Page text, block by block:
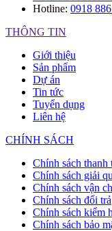
Hotline: 0918
THÔNG TIN
Giới thiệu
Sản phẩm
Dự án
Tin tức
Tuyển dụng
Liên hệ
CHÍNH SÁCH
Chính sách thanh
Chính sách giải
Chính sách vận
Chính sách đổi trả
Chính sách kiểm
Chính sách bảo